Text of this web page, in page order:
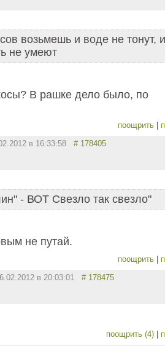
возьмешь и воде не тонут, и
не умеют
В рашке дело было, по
поощрить
в 16:33:58 # 178405
- ВОТ Свезло так свезло"
не путай.
поощрить
в 20:03:01 # 178475
поощрить (4)